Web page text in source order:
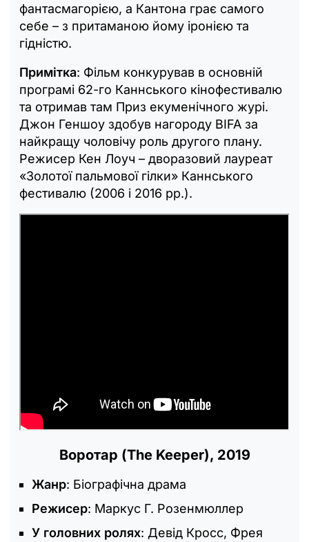
фантасмагорією, а Кантона грає самого
себе – з притаманою йому іронією та
гідністю.
Примітка: Фільм конкурував в основній
програмі 62-го Каннського кінофестивалю
та отримав там Приз екуменічного журі.
Джон Геншоу здобув нагороду BIFA за
найкращу чоловічу роль другого плану.
Режисер Кен Лоуч – дворазовий лауреат
«Золотої пальмової гілки» Каннського
фестивалю (2006 і 2016 рр.).
Воротар (The Keeper), 2019
Жанр: Біографічна драма
Режисер: Маркус Г. Розенмюллер
У головних ролях: Девід Кросс, Фрея